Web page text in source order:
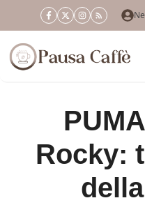
al
contenuto
Rocky: